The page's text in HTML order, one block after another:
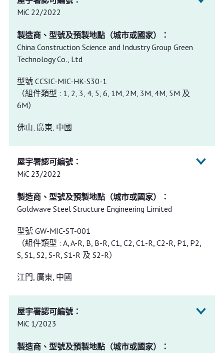
MiC 22/2022
China Construction Science and Industry Group Green
Technology Co., Ltd
型號 CCSIC-MIC-HK-S30-1
（組件類型 : 1, 2, 3, 4, 5, 6, 1M, 2M, 3M, 4M, 5M 及
6M）
佛山, 廣東, 中國
MiC 23/2022
Goldwave Steel Structure Engineering Limited
型號 GW-MIC-ST-001
（組件類型 : A, A-R, B, B-R, C1, C2, C1-R, C2-R, P1, P2,
S, S1, S2, S-R, S1-R 及 S2-R）
江門, 廣東, 中國
MiC 1/2023